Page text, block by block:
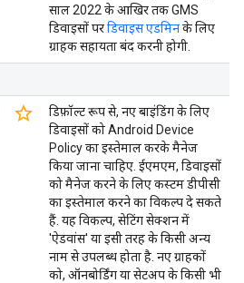
साल 2022 के आखिर तक GMS
डिवाइसों परडिवाइस एडमिनके लिए
ग्राहक सहायता बंद करनी होगी.
star_border
डिफ़ॉल्ट रूप से, नए बाइंडिंग के लिए
डिवाइसों को Android Device
Policy का इस्तेमाल करके मैनेज
किया जाना चाहिए. ईएमएम, डिवाइसों
को मैनेज करने के लिए कस्टम डीपीसी
का इस्तेमाल करने का विकल्प दे सकते
हैं. यह विकल्प, सेटिंग सेक्शन में
'ऐडवांस' या इसी तरह के किसी अन्य
नाम से उपलब्ध होता है. नए ग्राहकों
को, ऑनबोर्डिंग या सेटअप के किसी भी